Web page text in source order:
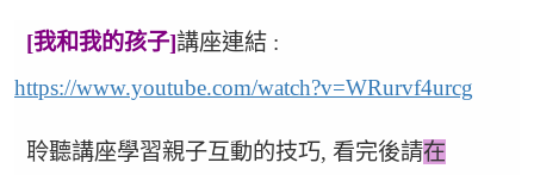
[我和我的孩子]講座連結 :
https://www.youtube.com/watch?v=WRurvf4urcg
聆聽講座學習親子互動的技巧, 看完後請在